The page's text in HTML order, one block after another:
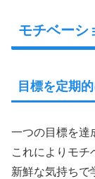
モチベーシ
目標を定期
一つの目標を達
これによりモチ
新鮮な気持ちで